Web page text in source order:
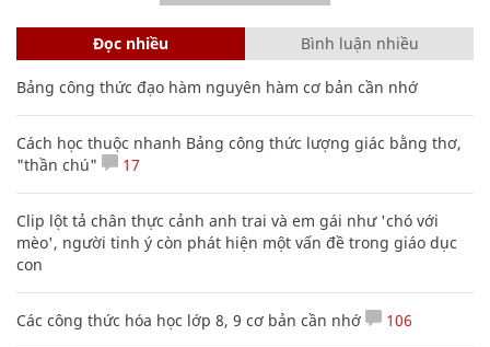
Đọc nhiều Bình luận nhiều
Bảng công thức đạo hàm nguyên hàm cơ bản cần nhớ
Cách học thuộc nhanh Bảng công thức lượng giác bằng thơ,
"thần chú"
17
Clip lột tả chân thực cảnh anh trai và em gái như 'chó với
mèo', người tinh ý còn phát hiện một vấn đề trong giáo dục
con
Các công thức hóa học lớp 8, 9 cơ bản cần nhớ 106